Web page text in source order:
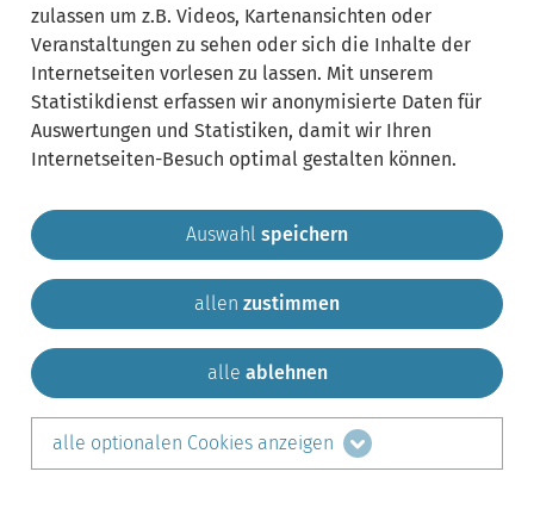
Gemeinde Krailling Impressum
Sitemap
Kontakt
teilen auf:
LinkedIn
zulassen um z.B. Videos, Kartenansichten oder
Veranstaltungen zu sehen oder sich die Inhalte der
Internetseiten vorlesen zu lassen. Mit unserem
Statistikdienst erfassen wir anonymisierte Daten für
Auswertungen und Statistiken, damit wir Ihren
Internetseiten-Besuch optimal gestalten können.
Auswahl speichern
allen zustimmen
alle ablehnen
alle optionalen Cookies anzeigen